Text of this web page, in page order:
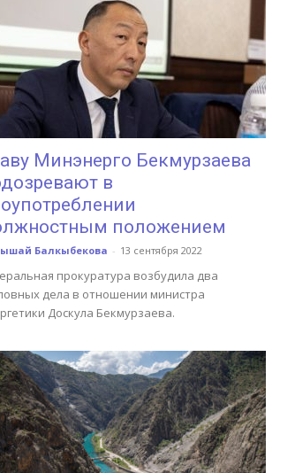
Минэнерго Бекмурзаева
в
положением
Балкыбекова - 13 сентября 2022
прокуратура возбудила два
дела в отношении министра
Доскула Бекмурзаева.